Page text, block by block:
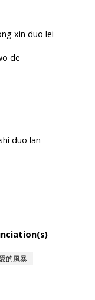
xin duo lei
de
duo lan
的風暴